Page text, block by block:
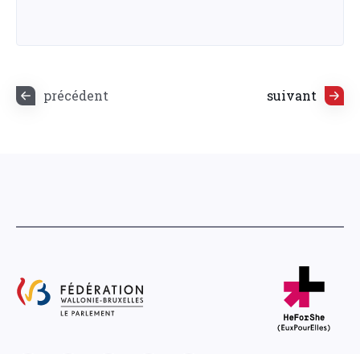
précédent suivant